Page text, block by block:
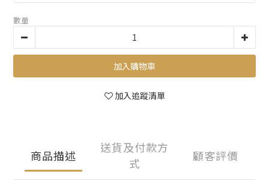
數量
加入購物車
加入追蹤清單
商品描述
送貨及付款方
式
顧客評價